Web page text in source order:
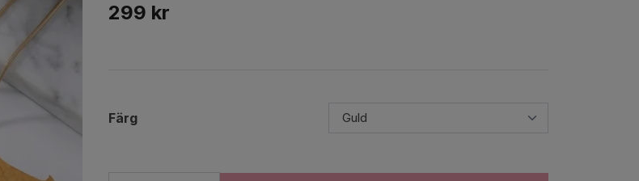
299 kr
Färg